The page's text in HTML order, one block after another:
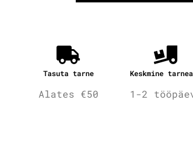
Tasuta tarne
Alates €50
Keskmine
1-2